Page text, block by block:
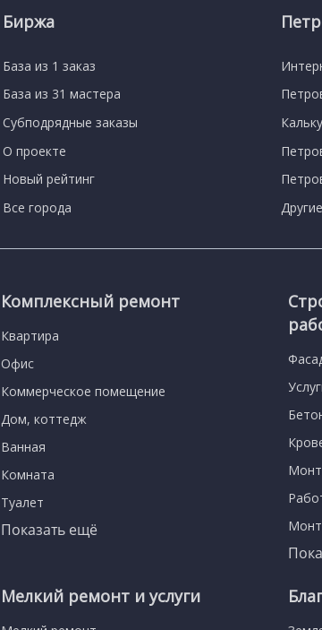
Биржа
База из 1 заказ
База из 31 мастера
Субподрядные заказы
О проекте
Новый рейтинг
Все города
Комплексный ремонт
Квартира
Офис
Коммерческое помещение
Дом, коттедж
Ванная
Комната
Туалет
Показать ещё
Мелкий ремонт и услуги